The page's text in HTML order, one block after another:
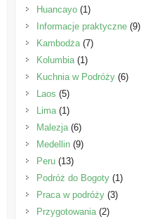
Huancayo(1)
Informacje praktyczne(9)
Kambodża(7)
Kolumbia(1)
Kuchnia w Podróży(6)
Laos (5)
Lima(1)
Malezja(6)
Medellin(9)
Peru(13)
Podróż do Bogoty(1)
Praca w podróży(3)
Przygotowania(2)